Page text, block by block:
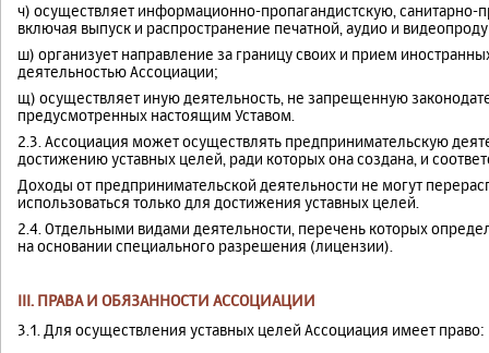
ч) осуществляет информационно-пропагандистскую, санитарно-
включая выпуск и распространение печатной, аудио и
ш) организует направление за границу своих и прием
деятельностью Ассоциации;
щ) осуществляет иную деятельность, не запрещенную
предусмотренных настоящим Уставом.
2.3. Ассоциация может осуществлять предпринимательскую
достижению уставных целей, ради которых она создана, и
Доходы от предпринимательской деятельности не могут
использоваться только для достижения уставных целей.
2.4. Отдельными видами деятельности, перечень которых
на основании специального разрешения (лицензии).
III. ПРАВА И ОБЯЗАННОСТИ АССОЦИАЦИИ
3.1. Для осуществления уставных целей Ассоциация имеет право: